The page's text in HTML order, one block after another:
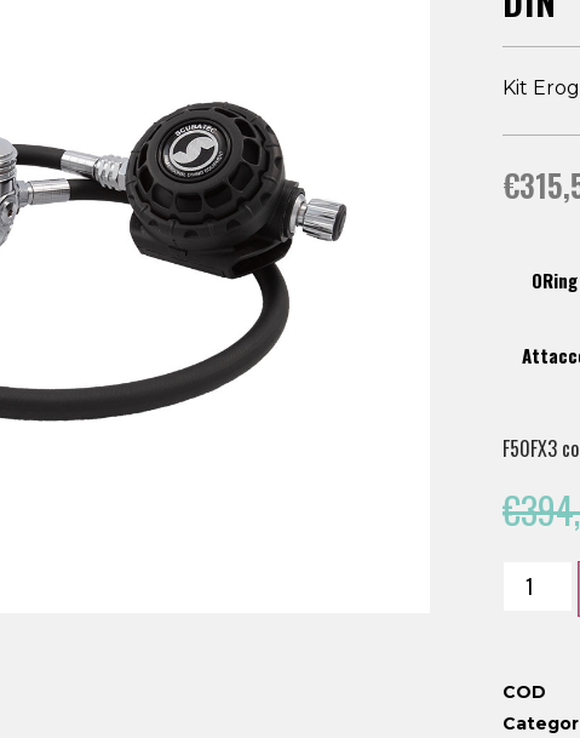
Kit
€
ORing
F50FX3
€
COD